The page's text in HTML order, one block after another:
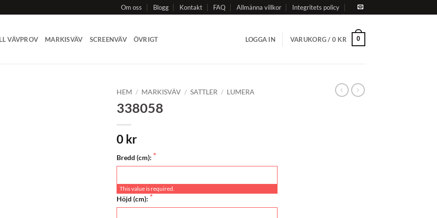
Om oss Blogg Kontakt FAQ Allmänna villkor Integritets policy
VÄVPROV MARKISVÄV SCREENVÄV ÖVRIGT LOGGA IN VARUKORG / 0 KR 0
HEM / MARKISVÄV / SATTLER / LUMERA
338058
0 kr
Bredd (cm):
This value is required.
Höjd (cm):